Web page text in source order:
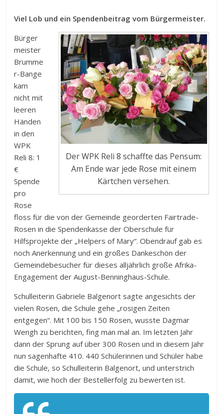
Viel Lob und ein Spendenbeitrag vom Bürgermeister.
Der WPK Reli 8 schaffte das Pensum:
Am Ende war jede Rose mit einem
Kärtchen versehen.
Bürger
meister
Brumme
r-Bange
kam
nicht mit
leeren
Händen
in den
WPK
Reli 8: 1
€
Spende
pro
Rose
floss für die von der Gemeinde georderten Fairtrade-
Rosen in die Spendenkasse der Oberschule für
Hilfsprojekte der „Helpers of Mary“. Obendrauf gab es
noch Anerkennung und ein großes Dankeschön der
Gemeindebesucher für dieses alljährlich große Afrika-
Engagement der August-Benninghaus-Schule.
Schulleiterin Gabriele Balgenort sagte angesichts der
vielen Rosen, die Schule gehe „rosigen Zeiten
entgegen“. Mit 100 bis 150 Rosen, wusste Dagmar
Wengh zu berichten, fing man mal an. Im letzten Jahr
dann der Sprung auf über 300 Rosen und in diesem Jahr
nun sagenhafte 410. 440 Schülerinnen und Schüler habe
die Schule, so Schulleiterin Balgenort, und unterstrich
damit, wie hoch der Bestellerfolg zu bewerten ist.